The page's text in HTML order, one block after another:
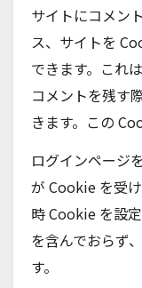
サイトにコメン
ス、サイトを
できます。これ
コメントを残す
きます。この
ログインページ
が Cookie を受
時 Cookie を設
を含んでおらず
す。